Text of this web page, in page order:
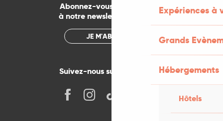
Expériences à
Grands
Hébergements
Hôtels
Abonnez-vous gratuitement
à notre newsletter mensuelle
JE M'ABONNE
Suivez-nous sur les réseaux !